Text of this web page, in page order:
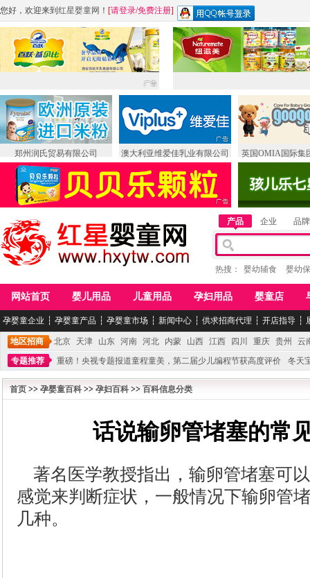
您好，欢迎来到 红星婴童网 ！ [请登录/免费注册]
郑州润氏贸易有限公司 澳大利亚维爱佳乳业有限公司 英国OMIA国际集
产品 企业 品牌
热搜： 婴幼辅食 婴幼
网站首页 婴儿用品 儿童用品 孕妇用品 婴童店
孕婴童企业 ┆ 孕婴童产品 ┆ 孕婴童市场 ┆ 新闻中心 ┆ 供求招商代理 ┆ 开店指导 ┆
地区招商 北京 天津 山东 河南 河北 内蒙 山西 江西 四川 重庆 贵州
云
专题推荐
重磅！央视专题报道童程童美，第二届少儿编程节获高度评价
冬天
不能再单纯地销售产品,而要向增强服务转型,毕竟母婴产品比较特殊。”
妇幼广场
首页 >> 孕婴童百科>> 孕妇百科>> 百科信息分类
话说输卵管堵塞的常
著名医学教授指出，输卵管堵塞可
感觉来判断症状，一般情况下输卵管
几种。